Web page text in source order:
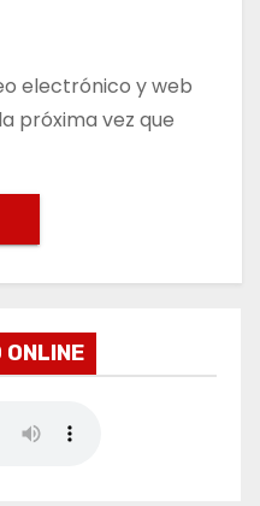
electrónico y web
próxima vez que